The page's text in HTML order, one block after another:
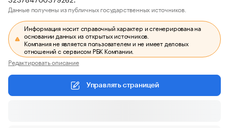
Данные получены из публичных государственных источников.
Информация носит справочный характер и сгенерирована на
основании данных из открытых источников.
Компания не является пользователем и не имеет деловых
отношений с сервисом РБК Компании.
Редактировать описание
Управлять страницей